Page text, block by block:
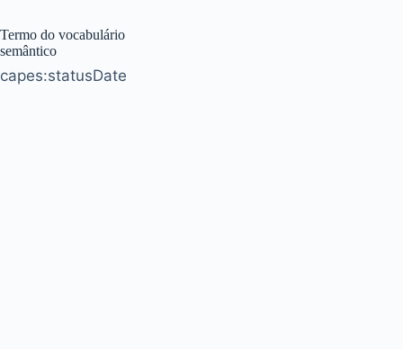
Termo do vocabulário
semântico
capes:statusDate